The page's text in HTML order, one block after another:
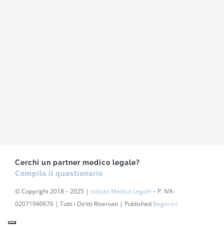
Cerchi un partner medico legale?
Compila il questionario
© Copyright 2018 – 2025 | Istituto Medico Legale – P. IVA:
02071940676 | Tutti i Diritti Riservati | Published Begin srl